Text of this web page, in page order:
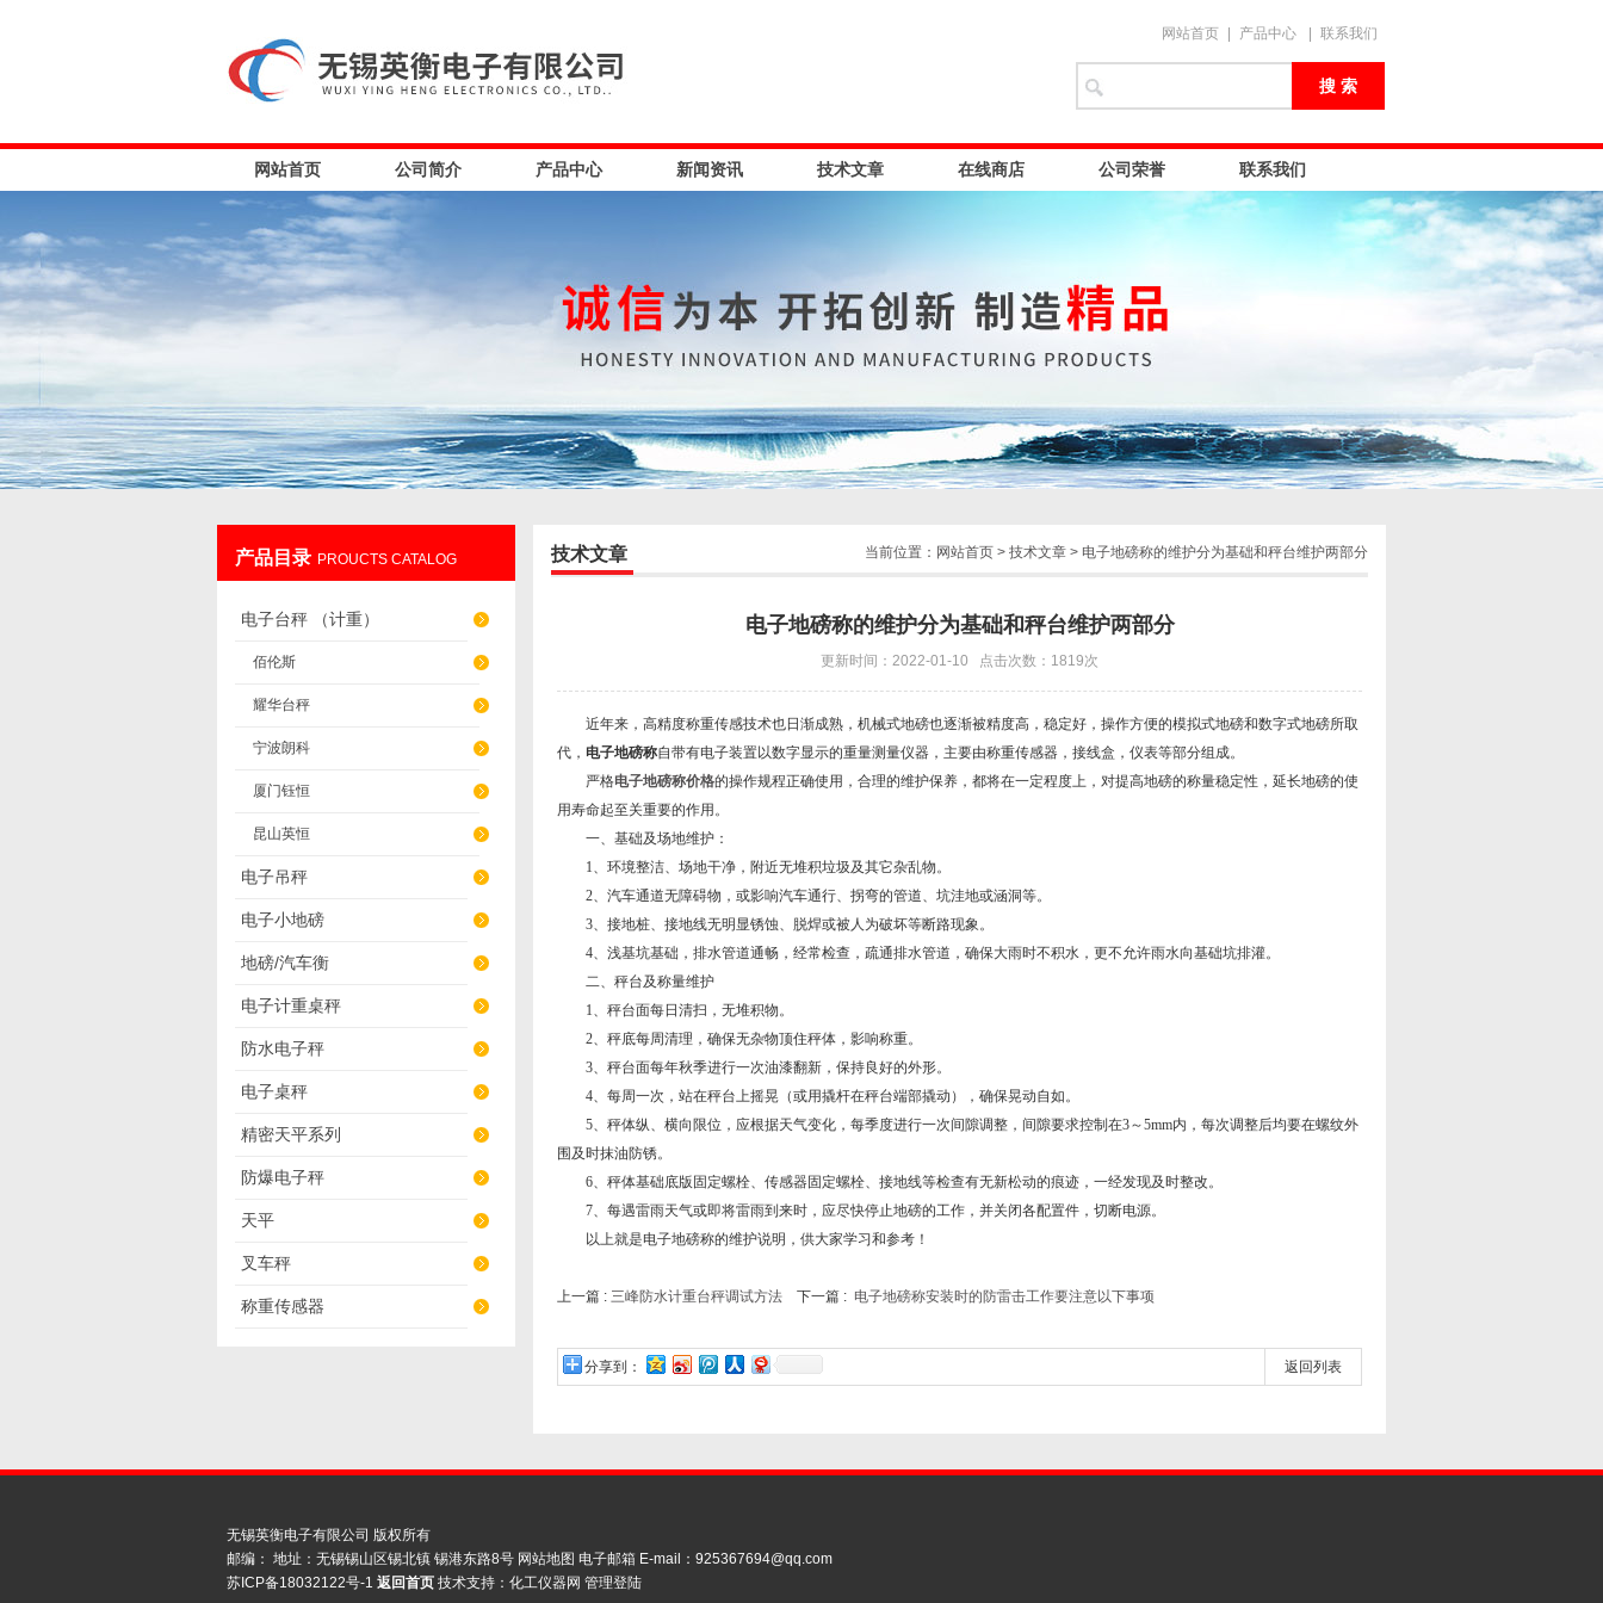
网站首页 产品中心 联系我们
网站首页 公司简介 产品中心 新闻资讯 技术文章 在线商店 公司荣誉 联系我们
产品目录 PROUCTS CATALOG
电子台秤 （计重）
佰伦斯
耀华台秤
宁波朗科
厦门钰恒
昆山英恒
电子吊秤
电子小地磅
地磅/汽车衡
电子计重桌秤
防水电子秤
电子桌秤
精密天平系列
防爆电子秤
天平
叉车秤
称重传感器
当前位置： 网站首页 > 技术文章 > 电子地磅称的维护分为基础和秤台维护两部分
技术文章
电子地磅称的维护分为基础和秤台维护两部分
更新时间：2022-01-10 点击次数：1819次
近年来，高精度称重传感技术也日渐成熟，机械式地磅也逐渐被精度高，稳定好，操作方便的模拟式地磅和数字式地磅所取
代， 电子地磅称自带有电子装置以数字显示的重量测量仪器，主要由称重传感器，接线盒，仪表等部分组成。
严格电子地磅称价格的操作规程正确使用，合理的维护保养，都将在一定程度上，对提高地磅的称量稳定性，延长地磅的使
用寿命起至关重要的作用。
一、基础及场地维护：
1、环境整洁、场地干净，附近无堆积垃圾及其它杂乱物。
2、汽车通道无障碍物，或影响汽车通行、拐弯的管道、坑洼地或涵洞等。
3、接地桩、接地线无明显锈蚀、脱焊或被人为破坏等断路现象。
4、浅基坑基础，排水管道通畅，经常检查，疏通排水管道，确保大雨时不积水，更不允许雨水向基础坑排灌。
二、秤台及称量维护
1、秤台面每日清扫，无堆积物。
2、秤底每周清理，确保无杂物顶住秤体，影响称重。
3、秤台面每年秋季进行一次油漆翻新，保持良好的外形。
4、每周一次，站在秤台上摇晃（或用撬杆在秤台端部撬动），确保晃动自如。
5、秤体纵、横向限位，应根据天气变化，每季度进行一次间隙调整，间隙要求控制在3～5mm内，每次调整后均要在螺纹外
围及时抹油防锈。
6、秤体基础底版固定螺栓、传感器固定螺栓、接地线等检查有无新松动的痕迹，一经发现及时整改。
7、每遇雷雨天气或即将雷雨到来时，应尽快停止地磅的工作，并关闭各配置件，切断电源。
以上就是电子地磅称的维护说明，供大家学习和参考！
上一篇 : 三峰防水计重台秤调试方法 下一篇 : 电子地磅称安装时的防雷击工作要注意以下事项
分享到： 返回列表
无锡英衡电子有限公司 版权所有
邮编： 地址：无锡锡山区锡北镇 锡港东路8号 网站地图 电子邮箱 E-mail： 925367694@qq.com
苏ICP备18032122号-1 返回首页技术支持： 化工仪器网 管理登陆